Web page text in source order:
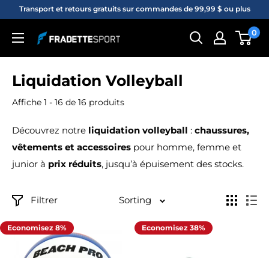
Passer
contenu
Transport et retours gratuits sur commandes de 99,99 $ ou plus
Fradette
sport
0
Liquidation Volleyball
Affiche 1 - 16 de 16 produits
Découvrez notre liquidation volleyball : chaussures,
vêtements et accessoires pour homme, femme et
junior à prix réduits, jusqu’à épuisement des stocks.
Filtrer Sorting
Economisez 8% Economisez 38%